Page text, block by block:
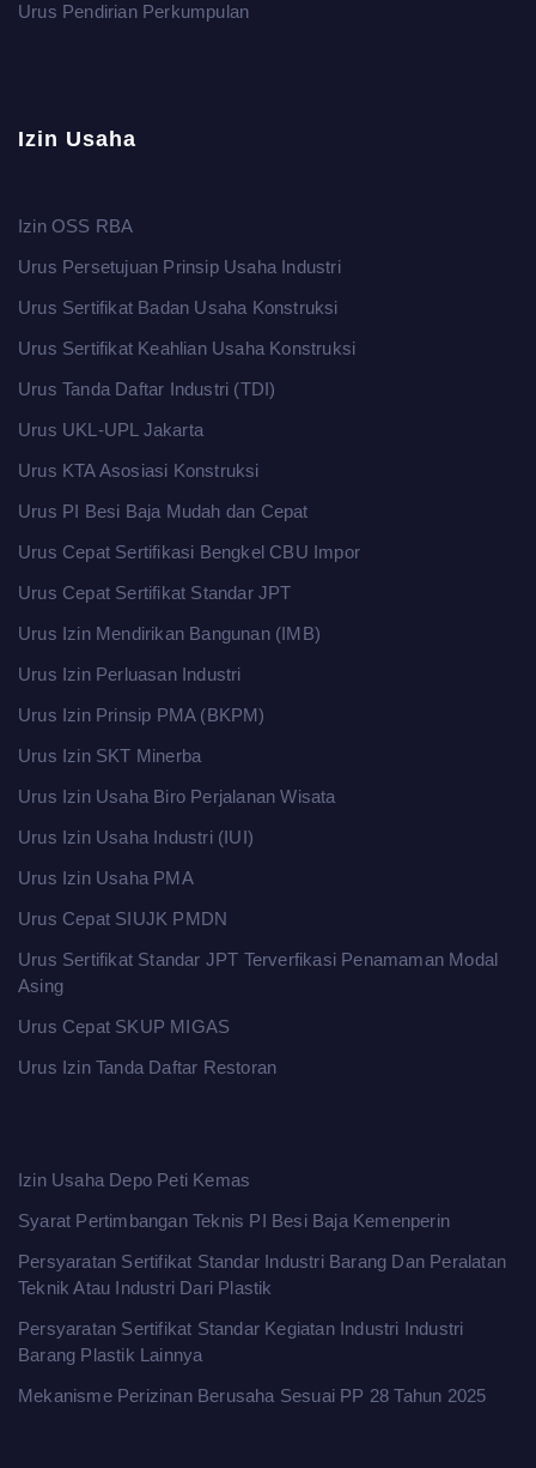
Urus Pendirian Perkumpulan
Izin Usaha
Izin OSS RBA
Urus Persetujuan Prinsip Usaha Industri
Urus Sertifikat Badan Usaha Konstruksi
Urus Sertifikat Keahlian Usaha Konstruksi
Urus Tanda Daftar Industri (TDI)
Urus UKL-UPL Jakarta
Urus KTA Asosiasi Konstruksi
Urus PI Besi Baja Mudah dan Cepat
Urus Cepat Sertifikasi Bengkel CBU Impor
Urus Cepat Sertifikat Standar JPT
Urus Izin Mendirikan Bangunan (IMB)
Urus Izin Perluasan Industri
Urus Izin Prinsip PMA (BKPM)
Urus Izin SKT Minerba
Urus Izin Usaha Biro Perjalanan Wisata
Urus Izin Usaha Industri (IUI)
Urus Izin Usaha PMA
Urus Cepat SIUJK PMDN
Urus Sertifikat Standar JPT Terverfikasi Penamaman Modal
Asing
Urus Cepat SKUP MIGAS
Urus Izin Tanda Daftar Restoran
Izin Usaha Depo Peti Kemas
Syarat Pertimbangan Teknis PI Besi Baja Kemenperin
Persyaratan Sertifikat Standar Industri Barang Dan Peralatan
Teknik Atau Industri Dari Plastik
Persyaratan Sertifikat Standar Kegiatan Industri Industri
Barang Plastik Lainnya
Mekanisme Perizinan Berusaha Sesuai PP 28 Tahun 2025